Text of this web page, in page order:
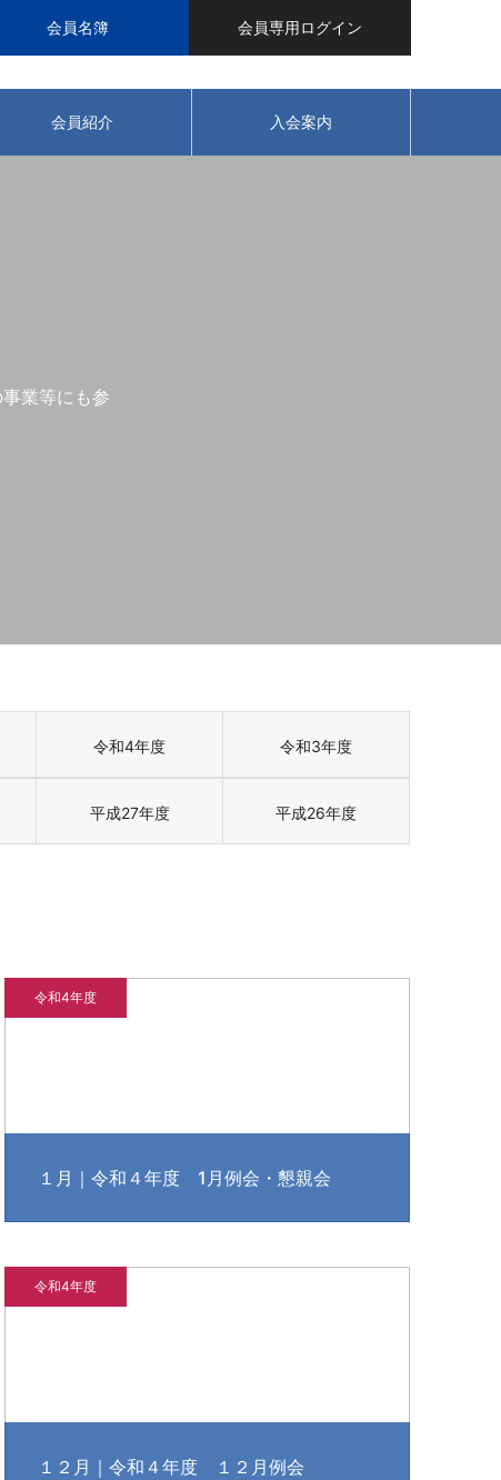
会員名簿 会員専用ログイン
会員紹介 入会案内
業等にも参
令和4年度 令和3年度
平成27年度 平成26年度
令和4年度
１月｜令和４年度 1月例会・懇親会
令和4年度
１２月｜令和４年度 １２月例会